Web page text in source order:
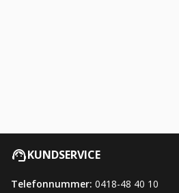
KUNDSERVICE
Telefonnummer: 0418-48 40 10